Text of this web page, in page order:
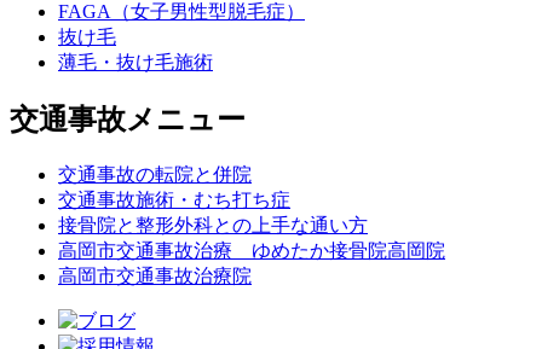
FAGA（女子男性型脱毛症）
抜け毛
薄毛・抜け毛施術
交通事故メニュー
交通事故の転院と併院
交通事故施術・むち打ち症
接骨院と整形外科との上手な通い方
高岡市交通事故治療 ゆめたか接骨院高岡院
高岡市交通事故治療院